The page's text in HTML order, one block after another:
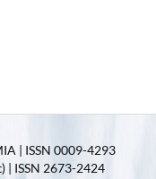
| ISSN 0009-4293
| ISSN 2673-2424